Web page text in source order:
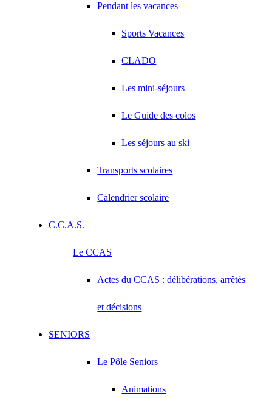
Pendant les vacances
Sports Vacances
CLADO
Les mini-séjours
Le Guide des colos
Les séjours au ski
Transports scolaires
Calendrier scolaire
C.C.A.S.
Le CCAS
Actes du CCAS : délibérations, arrêtés
et décisions
SENIORS
Le Pôle Seniors
Animations